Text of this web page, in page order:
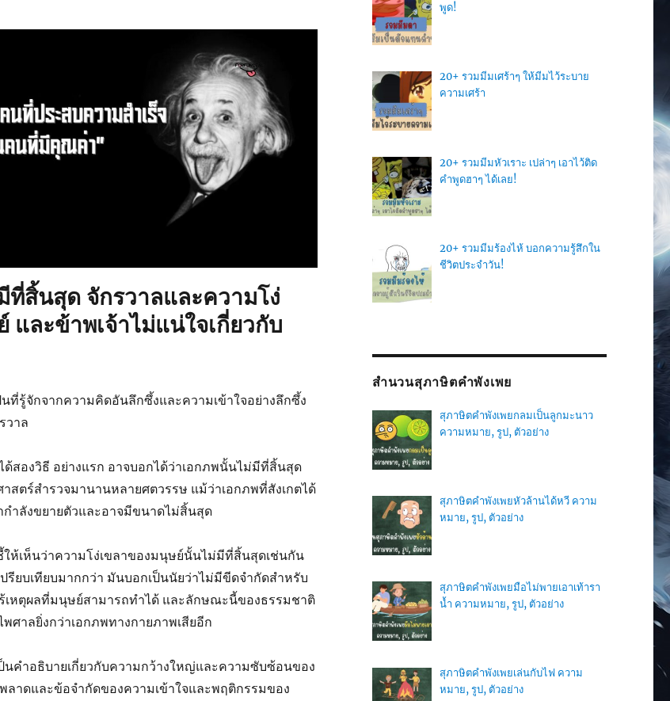
ที่สิ้นสุด จักรวาลและความโง่
และข้าพเจ้าไม่แน่ใจเกี่ยวกับ
นที่รู้จักจากความคิดอันลึกซึ้งและความเข้าใจอย่างลึกซึ้ง
วาล
สองวิธี อย่างแรก อาจบอกได้ว่าเอกภพนั้นไม่มีที่สิ้นสุด
สตร์สำรวจมานานหลายศตวรรษ แม้ว่าเอกภพที่สังเกตได้
กำลังขยายตัวและอาจมีขนาดไม่สิ้นสุด
ห้เห็นว่าความโง่เขลาของมนุษย์นั้นไม่มีที่สิ้นสุดเช่นกัน
ปรียบเทียบมากกว่า มันบอกเป็นนัยว่าไม่มีขีดจำกัดสำหรับ
เหตุผลที่มนุษย์สามารถทำได้ และลักษณะนี้ของธรรมชาติ
ศาลยิ่งกว่าเอกภพทางกายภาพเสียอีก
นคำอธิบายเกี่ยวกับความกว้างใหญ่และความซับซ้อนของ
ลาดและข้อจำกัดของความเข้าใจและพฤติกรรมของ
พูด!
20+ รวมมีมเศร้าๆ ให้มีมไว้ระบาย
ความเศร้า
20+ รวมมีมหัวเราะ เปล่าๆ เอาไว้ติด
คำพูดฮาๆ ได้เลย!
20+ รวมมีมร้องไห้ บอกความรู้สึกใน
ชีวิตประจำวัน!
สำนวนสุภาษิตคำพังเพย
สุภาษิตคำพังเพยกลมเป็นลูกมะนาว
ความหมาย, รูป, ตัวอย่าง
สุภาษิตคำพังเพยหัวล้านได้หวี ความ
หมาย, รูป, ตัวอย่าง
สุภาษิตคำพังเพยมือไม่พายเอาเท้ารา
น้ำ ความหมาย, รูป, ตัวอย่าง
สุภาษิตคำพังเพยเล่นกับไฟ ความ
หมาย, รูป, ตัวอย่าง